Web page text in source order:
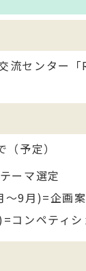
流センター
予定）
ーマ選定
～9月)=企画
コンペティシ